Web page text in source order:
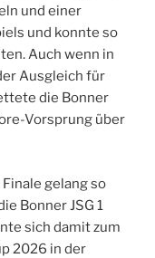
und einer
und konnte so
Auch wenn in
Ausgleich für
die Bonner
Vorsprung über
gelang so
Bonner JSG 1
sich damit zum
2026 in der